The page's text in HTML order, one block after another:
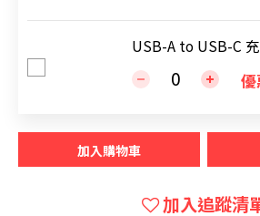
USB-A to USB-C
加入購物車
加入追蹤清